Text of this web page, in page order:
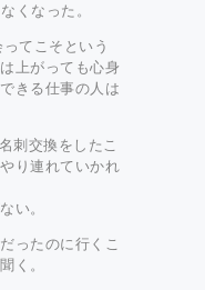
くなった。
てこそという
上がっても心身
きる仕事の人は
刺交換をしたこ
り連れていかれ
い。
ったのに行くこ
く。